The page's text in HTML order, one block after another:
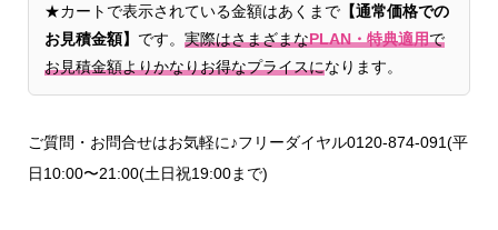
★カートで表示されている金額はあくまで【通常価格での
お見積金額】 です。 実際はさまざまなPLAN・特典適用で
お見積金額よりかなりお得なプライスになります。
ご質問・お問合せはお気軽に♪フリーダイヤル0120-874-091(平
日10:00〜21:00(土日祝19:00まで)